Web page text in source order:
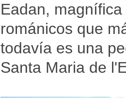
Eadan,
románicos que
todavía es una
Santa Maria de